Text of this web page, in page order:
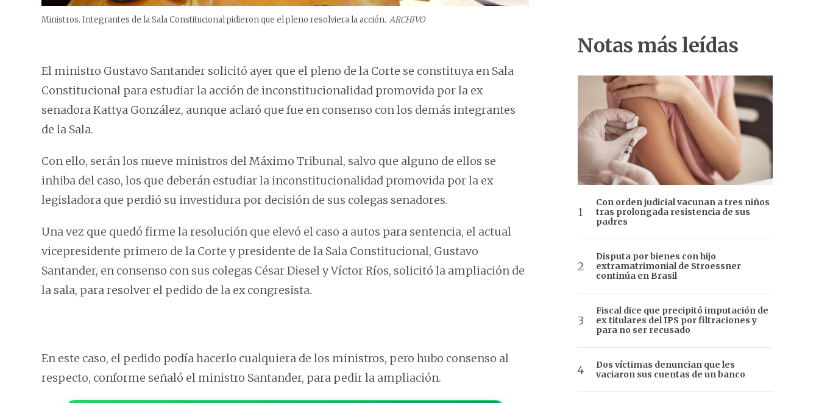
Ministros. Integrantes de la Sala Constitucional pidieron que el pleno resolviera la acción. ARCHIVO
El ministro Gustavo Santander solicitó ayer que el pleno de la Corte se constituya en Sala
Constitucional para estudiar la acción de inconstitucionalidad promovida por la ex
senadora Kattya González, aunque aclaró que fue en consenso con los demás integrantes
de la Sala.
Con ello, serán los nueve ministros del Máximo Tribunal, salvo que alguno de ellos se
inhiba del caso, los que deberán estudiar la inconstitucionalidad promovida por la ex
legisladora que perdió su investidura por decisión de sus colegas senadores.
Una vez que quedó firme la resolución que elevó el caso a autos para sentencia, el actual
vicepresidente primero de la Corte y presidente de la Sala Constitucional, Gustavo
Santander, en consenso con sus colegas César Diesel y Víctor Ríos, solicitó la ampliación de
la sala, para resolver el pedido de la ex congresista.
En este caso, el pedido podía hacerlo cualquiera de los ministros, pero hubo consenso al
respecto, conforme señaló el ministro Santander, para pedir la ampliación.
Notas más leídas
Con orden judicial vacunan a tres niños
tras prolongada resistencia de sus
padres
Disputa por bienes con hijo
extramatrimonial de Stroessner
continúa en Brasil
Fiscal dice que precipitó imputación de
ex titulares del IPS por filtraciones y
para no ser recusado
Dos víctimas denuncian que les
vaciaron sus cuentas de un banco